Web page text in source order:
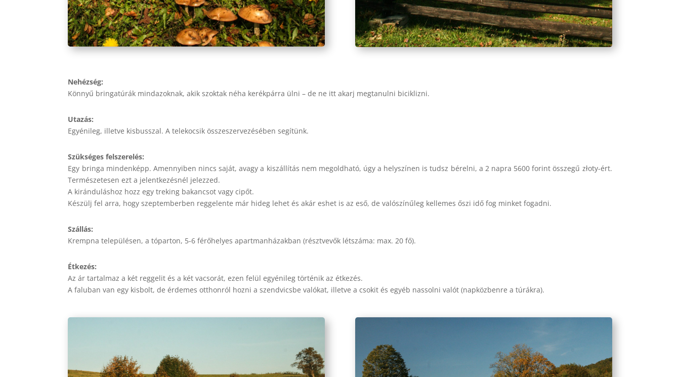
Nehézség:
Könnyű bringatúrák mindazoknak, akik szoktak néha kerékpárra ülni – de ne itt akarj megtanulni biciklizni.
Utazás:
Egyénileg, illetve kisbusszal. A telekocsik összeszervezésében segítünk.
Szükséges felszerelés:
Egy bringa mindenképp. Amennyiben nincs saját, avagy a kiszállítás nem megoldható, úgy a helyszínen is tudsz bérelni, a 2 napra 5600 forint összegű złoty-ért.
Természetesen ezt a jelentkezésnél jelezzed.
A kiránduláshoz hozz egy treking bakancsot vagy cipőt.
Készülj fel arra, hogy szeptemberben reggelente már hideg lehet és akár eshet is az eső, de valószínűleg kellemes őszi idő fog minket fogadni.
Szállás:
Krempna településen, a tóparton, 5-6 férőhelyes apartmanházakban (résztvevők létszáma: max. 20 fő).
Étkezés:
Az ár tartalmaz a két reggelit és a két vacsorát, ezen felül egyénileg történik az étkezés.
A faluban van egy kisbolt, de érdemes otthonról hozni a szendvicsbe valókat, illetve a csokit és egyéb nassolni valót (napközbenre a túrákra).